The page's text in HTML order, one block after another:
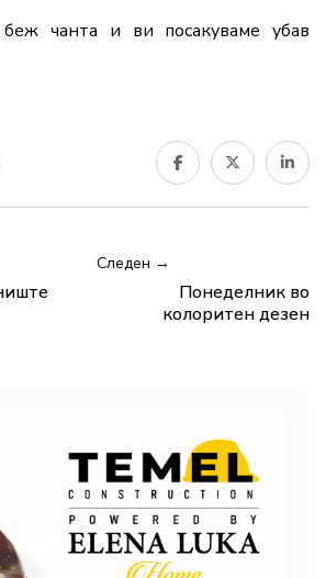
чанта и ви посакуваме убав
Следен →
Понеделник во
колоритен дезен